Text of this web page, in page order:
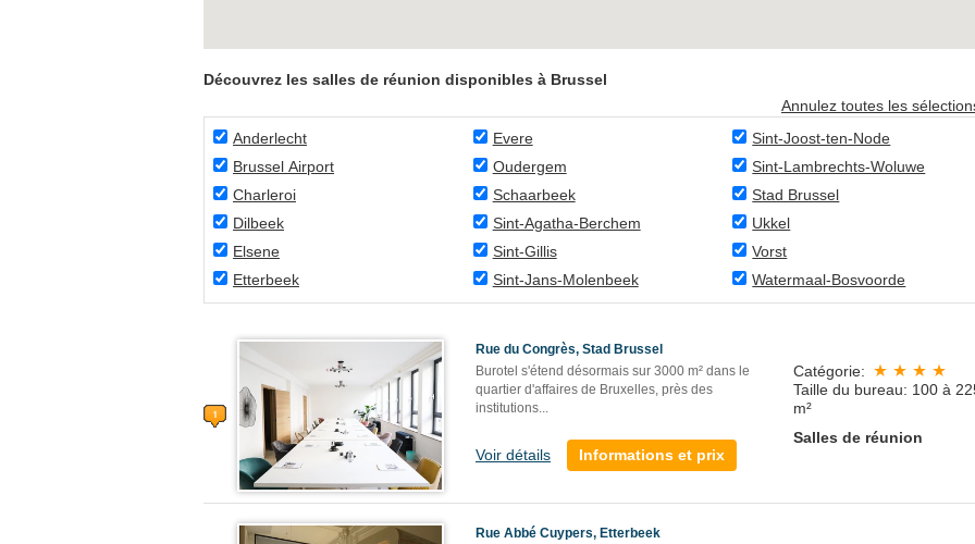
Découvrez les salles de réunion disponibles à Brussel
Annulez toutes les
Anderlecht
Brussel Airport
Charleroi
Dilbeek
Elsene
Etterbeek
Evere
Oudergem
Schaarbeek
Sint-Agatha-Berchem
Sint-Gillis
Sint-Jans-Molenbeek
Sint-Joost-ten-Node
Sint-Lambrechts-Woluwe
Stad Brussel
Ukkel
Vorst
Watermaal-Bosvoorde
Rue du Congrès, Stad Brussel
Burotel s'étend désormais sur 3000 m² dans le
quartier d'affaires de Bruxelles, près des
institutions...
Voir détails Informations et prix
Catégorie:
Taille du bureau: 100 à
m²
Salles de réunion
Rue Abbé Cuypers, Etterbeek